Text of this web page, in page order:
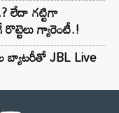
లేదా గట్టిగా
గ్యారెంటీ.!
బ్యాటరీతో JBL Live